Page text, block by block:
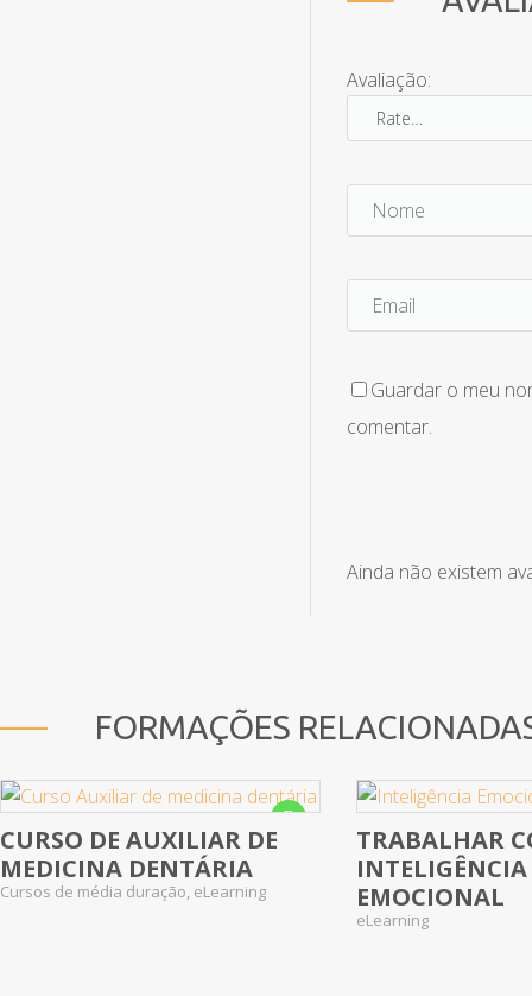
Avaliação:
Guardar o meu
comentar.
Ainda não existem
FORMAÇÕES
Em promoção!
No Review Yet
CURSO DE AUXILIAR DE
MEDICINA DENTÁRIA
Cursos de média duração, eLearning
No Review Yet
TRABALHAR
INTELIGÊNCIA
EMOCIONAL
eLearning